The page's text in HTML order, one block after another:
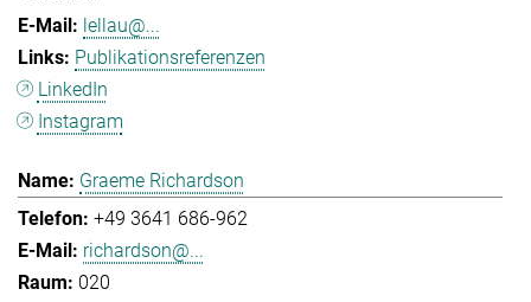
lellau@...
Publikationsreferenzen
LinkedIn
Instagram
Graeme Richardson
+49 3641 686-962
richardson@...
020